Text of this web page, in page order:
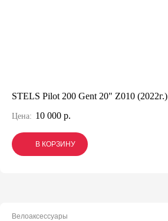
STELS Pilot 200 Gent 20" Z010 (2022г.)
Цена: 10 000 р.
В КОРЗИНУ
В КОРЗИНУ
В КОРЗИНУ
Велоаксессуары